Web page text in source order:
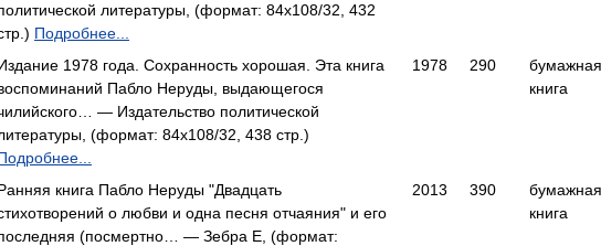
литературы, (формат: 84x108/32, 432
Подробнее...
1978 года. Сохранность хорошая. Эта книга
Пабло Неруды, выдающегося
— Издательство политической
(формат: 84x108/32, 438 стр.)
1978 290
бумажная
книга
книга Пабло Неруды "Двадцать
о любви и одна песня отчаяния" и его
(посмертно… — Зебра Е, (формат:
2013 390
бумажная
книга